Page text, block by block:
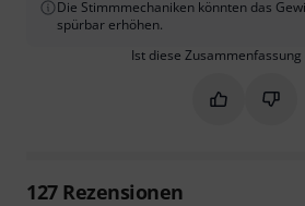
Die Stimmmechaniken könnten das
spürbar erhöhen.
Ist diese
Markieren
127Rezensionen